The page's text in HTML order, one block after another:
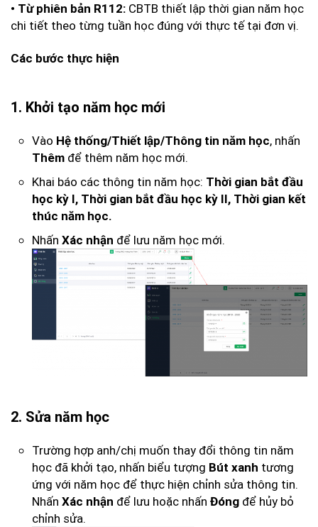
• Từ phiên bản R112: CBTB thiết lập thời gian năm học
chi tiết theo từng tuần học đúng với thực tế tại đơn vị.
Các bước thực hiện
1. Khởi tạo năm học mới
Vào Hệ thống/Thiết lập/Thông tin năm học, nhấn
Thêm để thêm năm học mới.
Khai báo các thông tin năm học: Thời gian bắt đầu
học kỳ I, Thời gian bắt đầu học kỳ II, Thời gian kết
thúc năm học.
Nhấn Xác nhận để lưu năm học mới.
2. Sửa năm học
Trường hợp anh/chị muốn thay đổi thông tin năm
học đã khởi tạo, nhấn biểu tượng Bút xanh tương
ứng với năm học để thực hiện chỉnh sửa thông tin.
Nhấn Xác nhận để lưu hoặc nhấn Đóng để hủy bỏ
chỉnh sửa.